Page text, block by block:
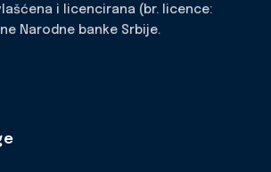
i licencirana (br. licence:
Narodne banke Srbije.